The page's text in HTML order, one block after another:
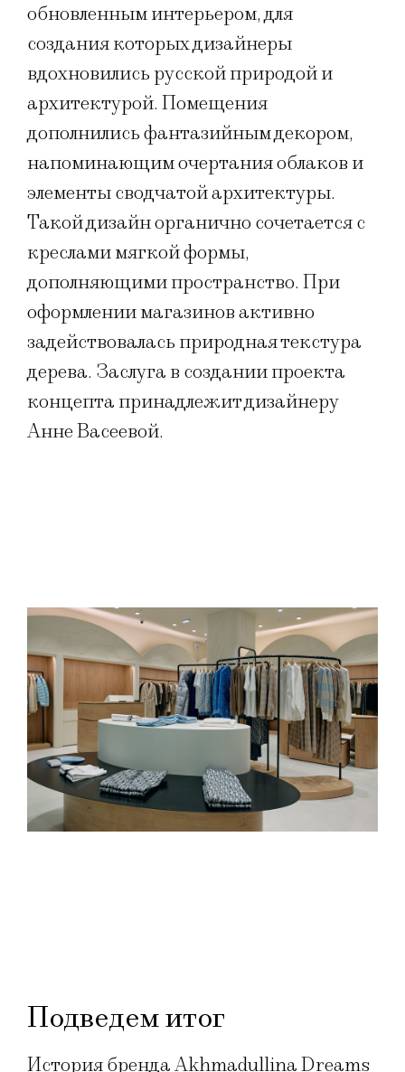
обновленным интерьером, для
создания которых дизайнеры
вдохновились русской природой и
архитектурой. Помещения
дополнились фантазийным декором,
напоминающим очертания облаков и
элементы сводчатой архитектуры.
Такой дизайн органично сочетается с
креслами мягкой формы,
дополняющими пространство. При
оформлении магазинов активно
задействовалась природная текстура
дерева. Заслуга в создании проекта
концепта принадлежит дизайнеру
Анне Васеевой.
Подведем итог
История бренда Akhmadullina Dreams